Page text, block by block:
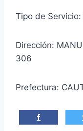
Tipo de Servicio:
Dirección:
306
Prefectura: